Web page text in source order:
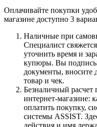
Оплачивайте покупки
магазине доступно 3
Наличные при
Специалист
уточнить время и
купюры. Вы
документы, вносите
товар и чек.
Безналичный
интернет-магазине:
оплатить покупку,
системы ASSIST.
действия и имя